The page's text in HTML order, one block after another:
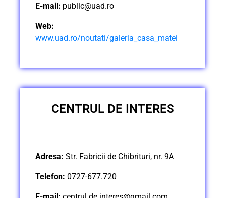
E-mail: public@uad.ro
Web:
www.uad.ro/noutati/galeria_casa_matei
CENTRUL DE INTERES
Adresa: Str. Fabricii de Chibrituri, nr. 9A
Telefon: 0727-677.720